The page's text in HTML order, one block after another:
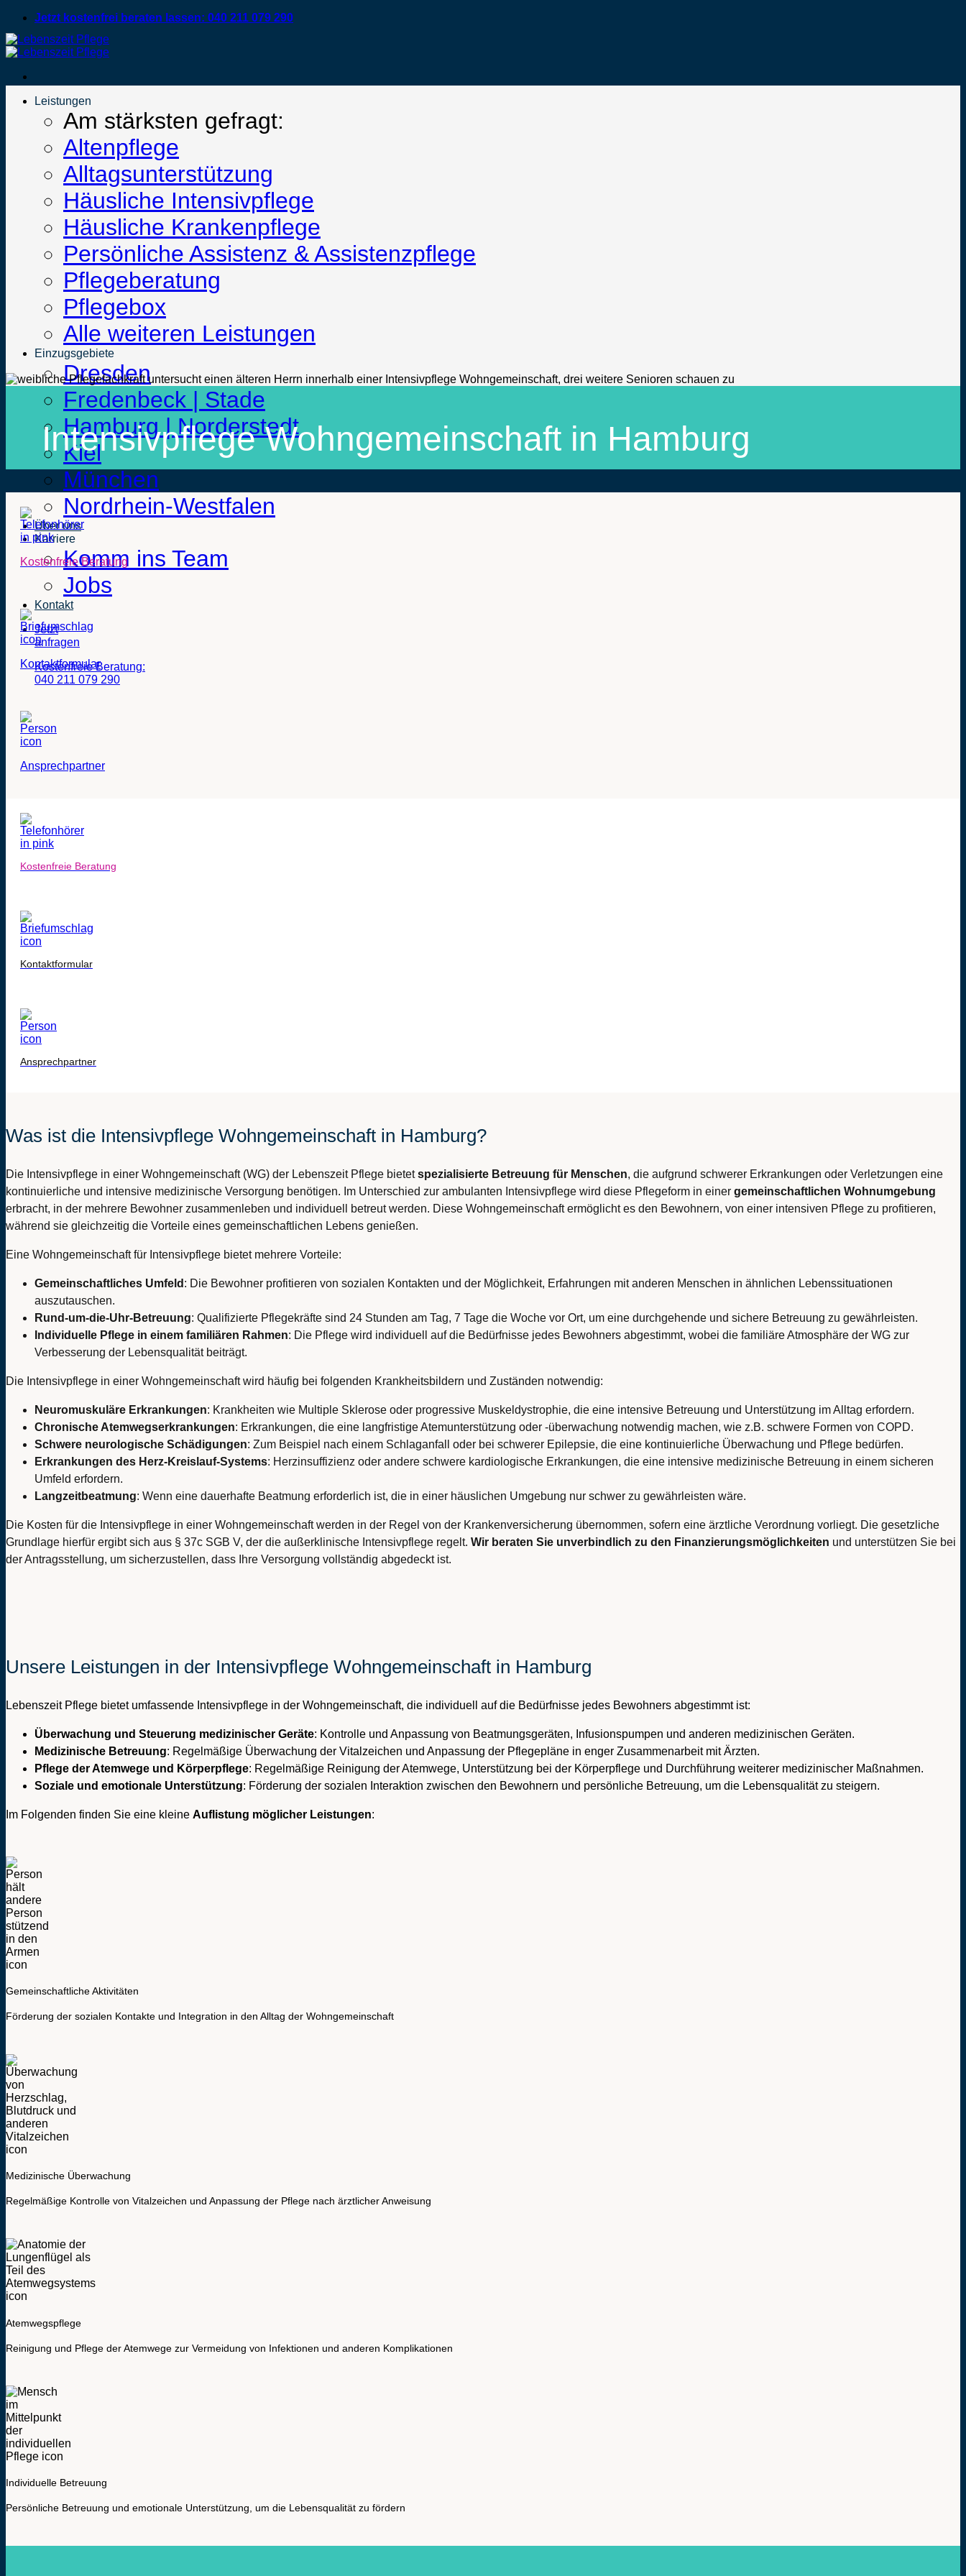
Zum
springen
Jetzt kostenfrei beraten lassen: 040 211 079 290
Leistungen
Am stärksten gefragt:
Altenpflege
Alltagsunterstützung
Häusliche Intensivpflege
Häusliche Krankenpflege
Persönliche Assistenz & Assistenzpflege
Pflegeberatung
Pflegebox
Alle weiteren Leistungen
Einzugsgebiete
Dresden
Fredenbeck | Stade
Hamburg | Norderstedt
Kiel
München
Nordrhein-Westfalen
Über uns
Karriere
Komm ins Team
Jobs
Kontakt
Jetzt
anfragen
Kostenfreie Beratung:
040 211 079 290
Intensivpflege Wohngemeinschaft in Hamburg
Kostenfreie Beratung
Kontaktformular
Ansprechpartner
Kostenfreie Beratung
Kontaktformular
Ansprechpartner
Was ist die Intensivpflege Wohngemeinschaft in Hamburg?
Die Intensivpflege in einer Wohngemeinschaft (WG) der Lebenszeit Pflege bietetspezialisierte Betreuung für Menschen, die aufgrund schwerer Erkrankungen oder Verletzungen eine
kontinuierliche und intensive medizinische Versorgung benötigen. Im Unterschied zur ambulanten Intensivpflege wird diese Pflegeform in einer gemeinschaftlichen Wohnumgebung
erbracht, in der mehrere Bewohner zusammenleben und individuell betreut werden. Diese Wohngemeinschaft ermöglicht es den Bewohnern, von einer intensiven Pflege zu profitieren,
während sie gleichzeitig die Vorteile eines gemeinschaftlichen Lebens genießen.
Eine Wohngemeinschaft für Intensivpflege bietet mehrere Vorteile:
Gemeinschaftliches Umfeld : Die Bewohner profitieren von sozialen Kontakten und der Möglichkeit, Erfahrungen mit anderen Menschen in ähnlichen Lebenssituationen
auszutauschen.
Rund-um-die-Uhr-Betreuung: Qualifizierte Pflegekräfte sind 24 Stunden am Tag, 7 Tage die Woche vor Ort, um eine durchgehende und sichere Betreuung zu gewährleisten.
Individuelle Pflege in einem familiären Rahmen: Die Pflege wird individuell auf die Bedürfnisse jedes Bewohners abgestimmt, wobei die familiäre Atmosphäre der WG zur
Verbesserung der Lebensqualität beiträgt.
Die Intensivpflege in einer Wohngemeinschaft wird häufig bei folgenden Krankheitsbildern und Zuständen notwendig:
Neuromuskuläre Erkrankungen: Krankheiten wie Multiple Sklerose oder progressive Muskeldystrophie, die eine intensive Betreuung und Unterstützung im Alltag erfordern.
Chronische Atemwegserkrankungen: Erkrankungen, die eine langfristige Atemunterstützung oder -überwachung notwendig machen, wie z.B. schwere Formen von COPD.
Schwere neurologische Schädigungen: Zum Beispiel nach einem Schlaganfall oder bei schwerer Epilepsie, die eine kontinuierliche Überwachung und Pflege bedürfen.
Erkrankungen des Herz-Kreislauf-Systems: Herzinsuffizienz oder andere schwere kardiologische Erkrankungen, die eine intensive medizinische Betreuung in einem sicheren
Umfeld erfordern.
Langzeitbeatmung: Wenn eine dauerhafte Beatmung erforderlich ist, die in einer häuslichen Umgebung nur schwer zu gewährleisten wäre.
Die Kosten für die Intensivpflege in einer Wohngemeinschaft werden in der Regel von der Krankenversicherung übernommen, sofern eine ärztliche Verordnung vorliegt. Die gesetzliche
Grundlage hierfür ergibt sich aus § 37c SGB V, der die außerklinische Intensivpflege regelt. Wir beraten Sie unverbindlich zu den Finanzierungsmöglichkeiten und unterstützen Sie bei
der Antragsstellung, um sicherzustellen, dass Ihre Versorgung vollständig abgedeckt ist.
Unsere Leistungen in der Intensivpflege Wohngemeinschaft in Hamburg
Lebenszeit Pflege bietet umfassende Intensivpflege in der Wohngemeinschaft, die individuell auf die Bedürfnisse jedes Bewohners abgestimmt ist:
Überwachung und Steuerung medizinischer Geräte: Kontrolle und Anpassung von Beatmungsgeräten, Infusionspumpen und anderen medizinischen Geräten.
Medizinische Betreuung: Regelmäßige Überwachung der Vitalzeichen und Anpassung der Pflegepläne in enger Zusammenarbeit mit Ärzten.
Pflege der Atemwege und Körperpflege: Regelmäßige Reinigung der Atemwege, Unterstützung bei der Körperpflege und Durchführung weiterer medizinischer Maßnahmen.
Soziale und emotionale Unterstützung: Förderung der sozialen Interaktion zwischen den Bewohnern und persönliche Betreuung, um die Lebensqualität zu steigern.
Im Folgenden finden Sie eine kleine Auflistung möglicher Leistungen:
Gemeinschaftliche Aktivitäten
Förderung der sozialen Kontakte und Integration in den Alltag der Wohngemeinschaft
Medizinische Überwachung
Regelmäßige Kontrolle von Vitalzeichen und Anpassung der Pflege nach ärztlicher Anweisung
Atemwegspflege
Reinigung und Pflege der Atemwege zur Vermeidung von Infektionen und anderen Komplikationen
Individuelle Betreuung
Persönliche Betreuung und emotionale Unterstützung, um die Lebensqualität zu fördern